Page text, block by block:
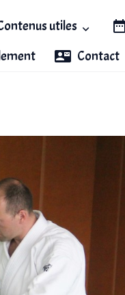
utiles
Contact